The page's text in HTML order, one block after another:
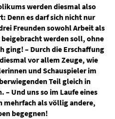
werden diesmal also
Denn es darf sich nicht nur
Freunden sowohl Arbeit als
werden soll, ohne
ging! – Durch die Erschaffung
vor allem Zeuge, wie
und Schauspieler im
Teil gleich in
Und uns so im Laufe eines
mehrfach als völlig andere,
begegnen!